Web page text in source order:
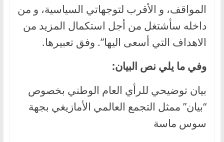
المواقف، و الأقرب لتوجهاتي السياسية، و من
داخله سأشتغل من أجل استكمال المزيد من
الاهداف التي أسعى اليها”. وفق تعبيرها.
وفي ما يلي نص البيان:
بيان توضيحي للرأي العام الوطني بخصوص
“بيان” ممثل التجمع العالمي الأمازيغي بجهة
سوس ماسة